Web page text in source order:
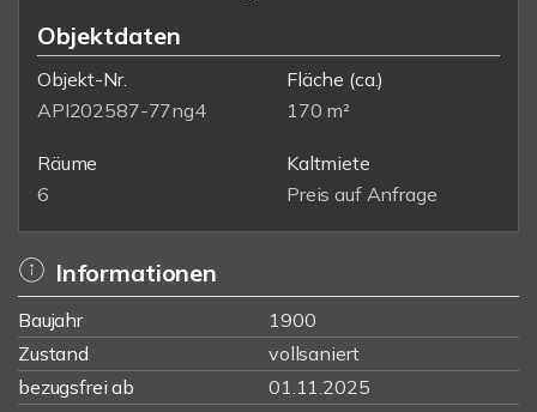
Objektdaten
Objekt-Nr.
API202587-77ng4
Fläche (ca.)
170 m²
Räume
6
Kaltmiete
Preis auf Anfrage
Informationen
Baujahr
1900
Zustand
vollsaniert
bezugsfrei ab
01.11.2025